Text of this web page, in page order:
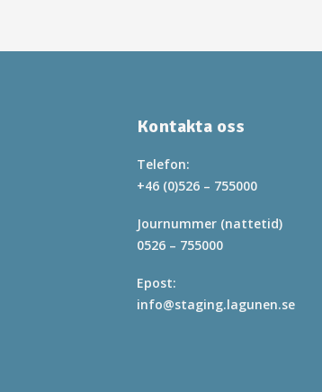
Kontakta oss
Telefon:
+46 (0)526 – 755000
Journummer (nattetid)
0526 – 755000
Epost:
info@staging.lagunen.se